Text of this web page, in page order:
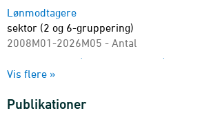
Lønmodtagere
sektor (2 og 6-gruppering)
2008M01-2026M05 - Antal
Lønmodtagere (sæsonkorrigeret)
branche (DB25 10- og 20-gruppering)
Vis flere »
Publikationer